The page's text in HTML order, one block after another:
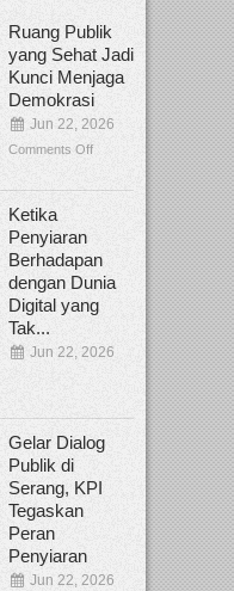
Ruang Publik
yang Sehat Jadi
Kunci Menjaga
Demokrasi
Jun 22, 2026
Comments Off
Ketika
Penyiaran
Berhadapan
dengan Dunia
Digital yang
Tak...
Jun 22, 2026
Gelar Dialog
Publik di
Serang, KPI
Tegaskan
Peran
Penyiaran
Jun 22, 2026